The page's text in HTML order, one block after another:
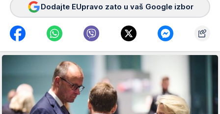
Dodajte EUpravo zato u vaš Google izbor